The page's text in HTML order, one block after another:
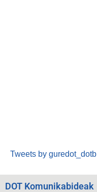
Tweets by guredot_dotb
DOT Komunikabideak